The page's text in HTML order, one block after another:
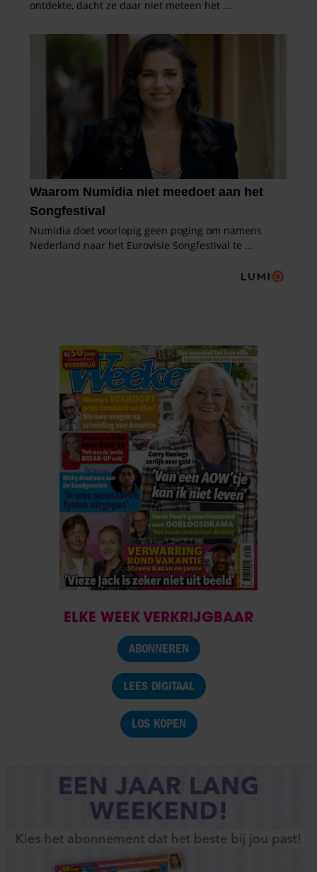
ELKE WEEK VERKRIJGBAAR
ABONNEREN
LEES DIGITAAL
LOS KOPEN